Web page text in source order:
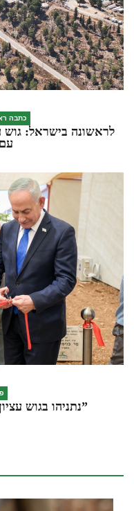
כתבה
לראשונה בישראל: גוש
נתניהו בגוש עציון: “הצמרות שלו יאחזו את השמיים”